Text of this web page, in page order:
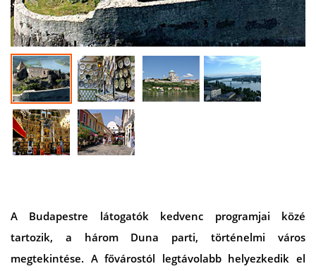
A Budapestre látogatók kedvenc programjai közé
tartozik, a három Duna parti, történelmi város
megtekintése. A fővárostól legtávolabb helyezkedik el